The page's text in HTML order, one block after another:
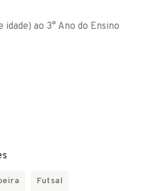
ao 3° Ano do Ensino
Futsal